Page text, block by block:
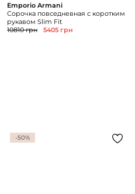
Emporio Armani
Сорочка повседневная с коротким
рукавом Slim Fit
10810 грн
5405 грн
-50%